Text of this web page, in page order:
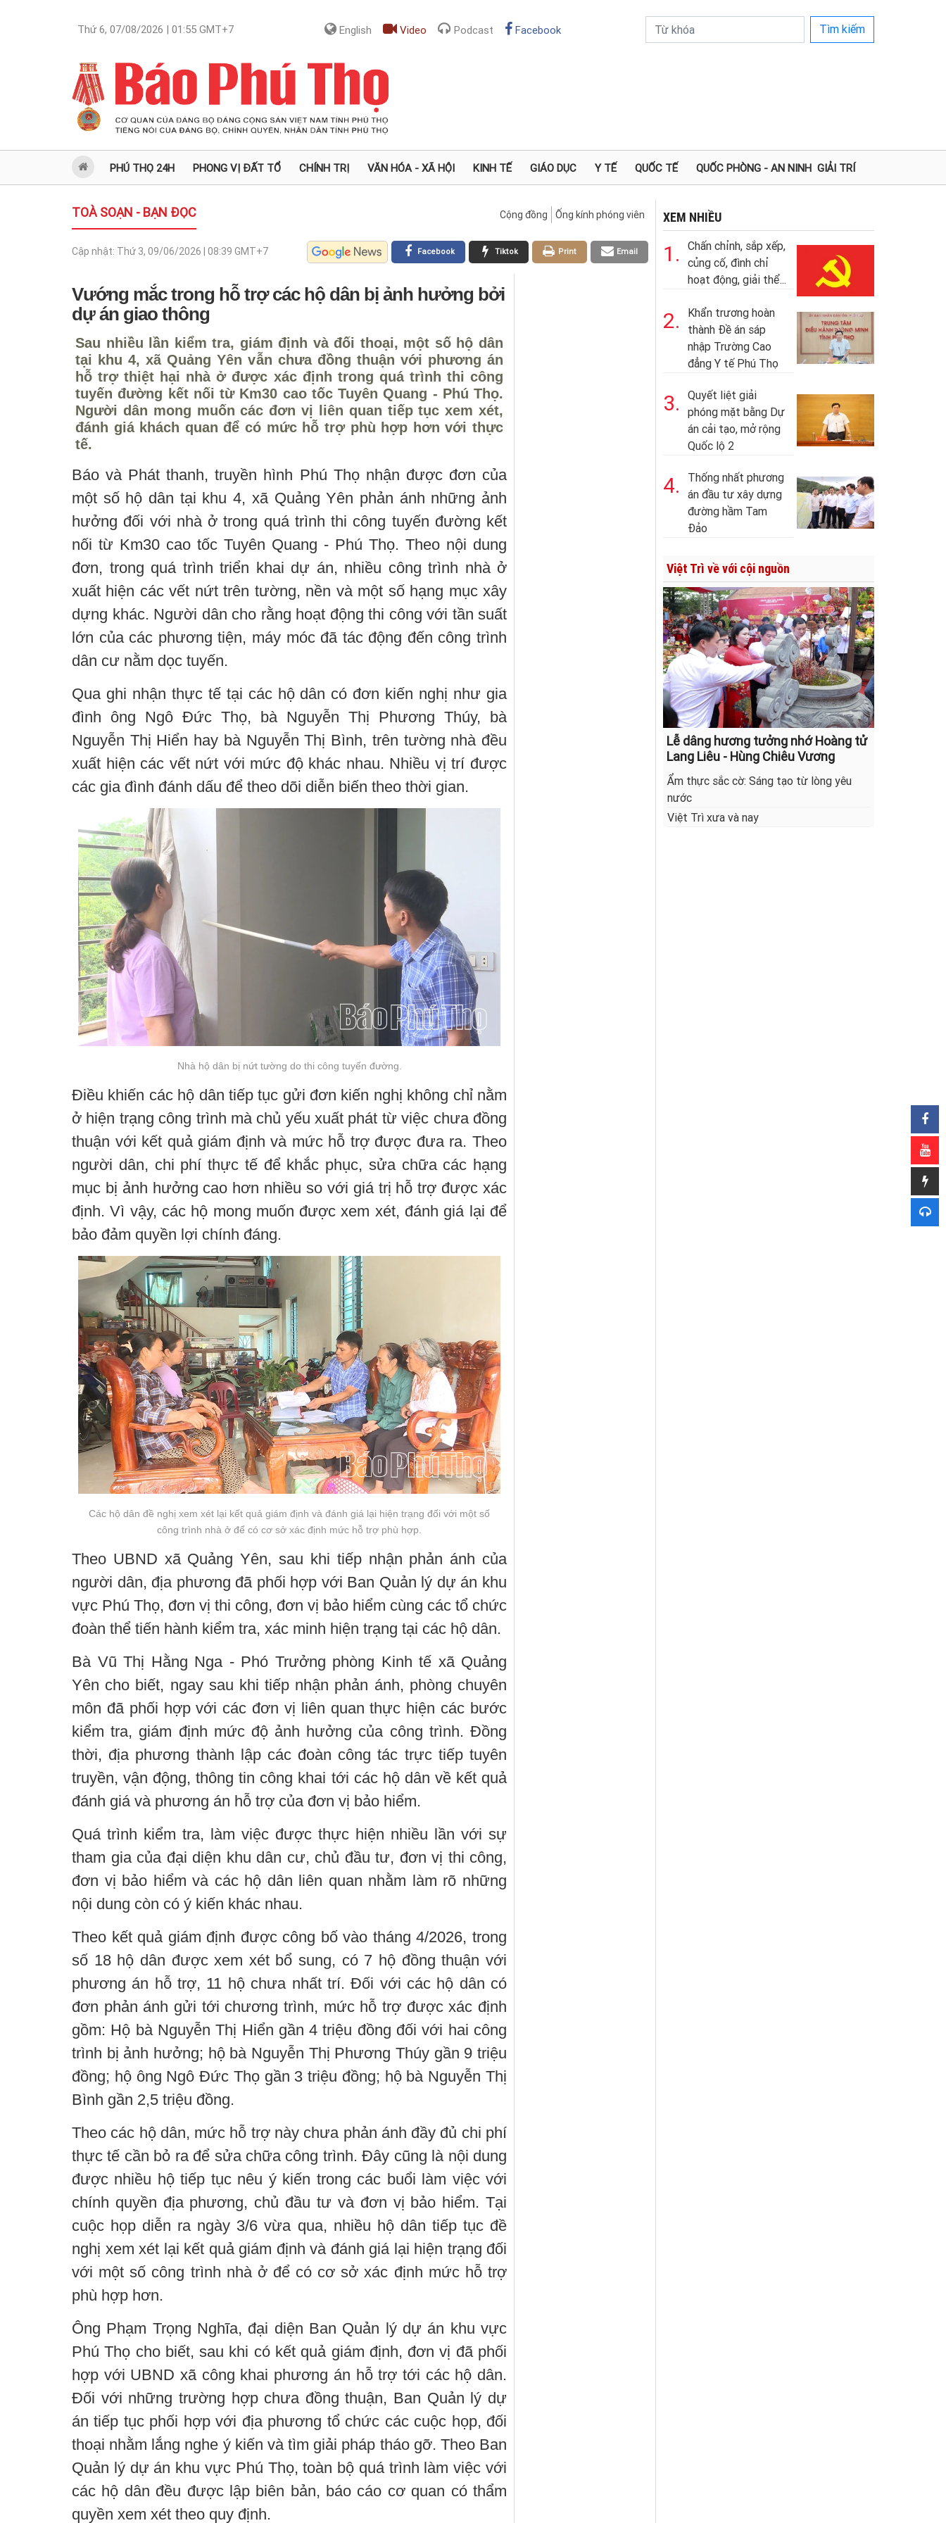
Thứ 6, 07/08/2026 | 01:55 GMT+7 English Video Podcast Facebook Tìm kiếm
PHÚ THỌ 24H PHONG VỊ ĐẤT TỔ CHÍNH TRỊ VĂN HÓA - XÃ HỘI KINH TẾ GIÁO DỤC Y TẾ QUỐC TẾ QUỐC PHÒNG - AN NINH GIẢI TRÍ
TOÀ SOẠN - BẠN ĐỌC Cộng đồng Ống kính phóng viên
Cập nhật: Thứ 3, 09/06/2026 | 08:39 GMT+7 Email
Print
Tiktok
Facebook
Vướng mắc trong hỗ trợ các hộ dân bị ảnh hưởng bởi
dự án giao thông
Sau nhiều lần kiểm tra, giám định và đối thoại, một số hộ dân
tại khu 4, xã Quảng Yên vẫn chưa đồng thuận với phương án
hỗ trợ thiệt hại nhà ở được xác định trong quá trình thi công
tuyến đường kết nối từ Km30 cao tốc Tuyên Quang - Phú Thọ.
Người dân mong muốn các đơn vị liên quan tiếp tục xem xét,
đánh giá khách quan để có mức hỗ trợ phù hợp hơn với thực
tế.
Báo và Phát thanh, truyền hình Phú Thọ nhận được đơn của
một số hộ dân tại khu 4, xã Quảng Yên phản ánh những ảnh
hưởng đối với nhà ở trong quá trình thi công tuyến đường kết
nối từ Km30 cao tốc Tuyên Quang - Phú Thọ. Theo nội dung
đơn, trong quá trình triển khai dự án, nhiều công trình nhà ở
xuất hiện các vết nứt trên tường, nền và một số hạng mục xây
dựng khác. Người dân cho rằng hoạt động thi công với tần suất
lớn của các phương tiện, máy móc đã tác động đến công trình
dân cư nằm dọc tuyến.
Qua ghi nhận thực tế tại các hộ dân có đơn kiến nghị như gia
đình ông Ngô Đức Thọ, bà Nguyễn Thị Phương Thúy, bà
Nguyễn Thị Hiển hay bà Nguyễn Thị Bình, trên tường nhà đều
xuất hiện các vết nứt với mức độ khác nhau. Nhiều vị trí được
các gia đình đánh dấu để theo dõi diễn biến theo thời gian.
Nhà hộ dân bị nứt tường do thi công tuyến đường.
Điều khiến các hộ dân tiếp tục gửi đơn kiến nghị không chỉ nằm
ở hiện trạng công trình mà chủ yếu xuất phát từ việc chưa đồng
thuận với kết quả giám định và mức hỗ trợ được đưa ra. Theo
người dân, chi phí thực tế để khắc phục, sửa chữa các hạng
mục bị ảnh hưởng cao hơn nhiều so với giá trị hỗ trợ được xác
định. Vì vậy, các hộ mong muốn được xem xét, đánh giá lại để
bảo đảm quyền lợi chính đáng.
Các hộ dân đề nghị xem xét lại kết quả giám định và đánh giá lại hiện trạng đối với một số
công trình nhà ở để có cơ sở xác định mức hỗ trợ phù hợp.
Theo UBND xã Quảng Yên, sau khi tiếp nhận phản ánh của
người dân, địa phương đã phối hợp với Ban Quản lý dự án khu
vực Phú Thọ, đơn vị thi công, đơn vị bảo hiểm cùng các tổ chức
đoàn thể tiến hành kiểm tra, xác minh hiện trạng tại các hộ dân.
Bà Vũ Thị Hằng Nga - Phó Trưởng phòng Kinh tế xã Quảng
Yên cho biết, ngay sau khi tiếp nhận phản ánh, phòng chuyên
môn đã phối hợp với các đơn vị liên quan thực hiện các bước
kiểm tra, giám định mức độ ảnh hưởng của công trình. Đồng
thời, địa phương thành lập các đoàn công tác trực tiếp tuyên
truyền, vận động, thông tin công khai tới các hộ dân về kết quả
đánh giá và phương án hỗ trợ của đơn vị bảo hiểm.
Quá trình kiểm tra, làm việc được thực hiện nhiều lần với sự
tham gia của đại diện khu dân cư, chủ đầu tư, đơn vị thi công,
đơn vị bảo hiểm và các hộ dân liên quan nhằm làm rõ những
nội dung còn có ý kiến khác nhau.
Theo kết quả giám định được công bố vào tháng 4/2026, trong
số 18 hộ dân được xem xét bổ sung, có 7 hộ đồng thuận với
phương án hỗ trợ, 11 hộ chưa nhất trí. Đối với các hộ dân có
đơn phản ánh gửi tới chương trình, mức hỗ trợ được xác định
gồm: Hộ bà Nguyễn Thị Hiển gần 4 triệu đồng đối với hai công
trình bị ảnh hưởng; hộ bà Nguyễn Thị Phương Thúy gần 9 triệu
đồng; hộ ông Ngô Đức Thọ gần 3 triệu đồng; hộ bà Nguyễn Thị
Bình gần 2,5 triệu đồng.
Theo các hộ dân, mức hỗ trợ này chưa phản ánh đầy đủ chi phí
thực tế cần bỏ ra để sửa chữa công trình. Đây cũng là nội dung
được nhiều hộ tiếp tục nêu ý kiến trong các buổi làm việc với
chính quyền địa phương, chủ đầu tư và đơn vị bảo hiểm. Tại
cuộc họp diễn ra ngày 3/6 vừa qua, nhiều hộ dân tiếp tục đề
nghị xem xét lại kết quả giám định và đánh giá lại hiện trạng đối
với một số công trình nhà ở để có cơ sở xác định mức hỗ trợ
phù hợp hơn.
Ông Phạm Trọng Nghĩa, đại diện Ban Quản lý dự án khu vực
Phú Thọ cho biết, sau khi có kết quả giám định, đơn vị đã phối
hợp với UBND xã công khai phương án hỗ trợ tới các hộ dân.
Đối với những trường hợp chưa đồng thuận, Ban Quản lý dự
án tiếp tục phối hợp với địa phương tổ chức các cuộc họp, đối
thoại nhằm lắng nghe ý kiến và tìm giải pháp tháo gỡ. Theo Ban
Quản lý dự án khu vực Phú Thọ, toàn bộ quá trình làm việc với
các hộ dân đều được lập biên bản, báo cáo cơ quan có thẩm
quyền xem xét theo quy định.
XEM NHIỀU
1.
Chấn chỉnh, sắp xếp,
củng cố, đình chỉ
hoạt động, giải thể...
2.
Khẩn trương hoàn
thành Đề án sáp
nhập Trường Cao
đẳng Y tế Phú Thọ
3.
Quyết liệt giải
phóng mặt bằng Dự
án cải tạo, mở rộng
Quốc lộ 2
4.
Thống nhất phương
án đầu tư xây dựng
đường hầm Tam
Đảo
Việt Trì về với cội nguồn
Lễ dâng hương tưởng nhớ Hoàng tử
Lang Liêu - Hùng Chiêu Vương
Ẩm thực sắc cờ: Sáng tạo từ lòng yêu
nước
Việt Trì xưa và nay